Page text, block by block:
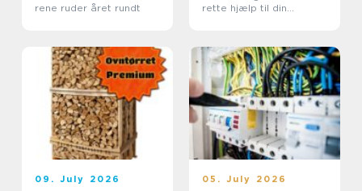
rene ruder året rundt
rette hjælp til din
09. July 2026 05. July 2026